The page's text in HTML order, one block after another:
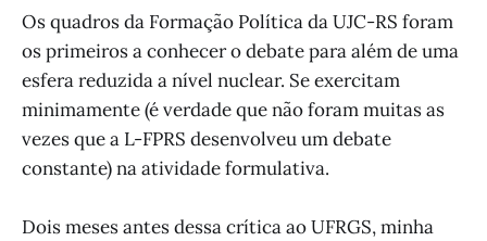
Os quadros da Formação Política da UJC-RS foram
os primeiros a conhecer o debate para além de uma
esfera reduzida a nível nuclear. Se exercitam
minimamente (é verdade que não foram muitas as
vezes que a L-FPRS desenvolveu um debate
constante) na atividade formulativa.
Dois meses antes dessa crítica ao UFRGS, minha